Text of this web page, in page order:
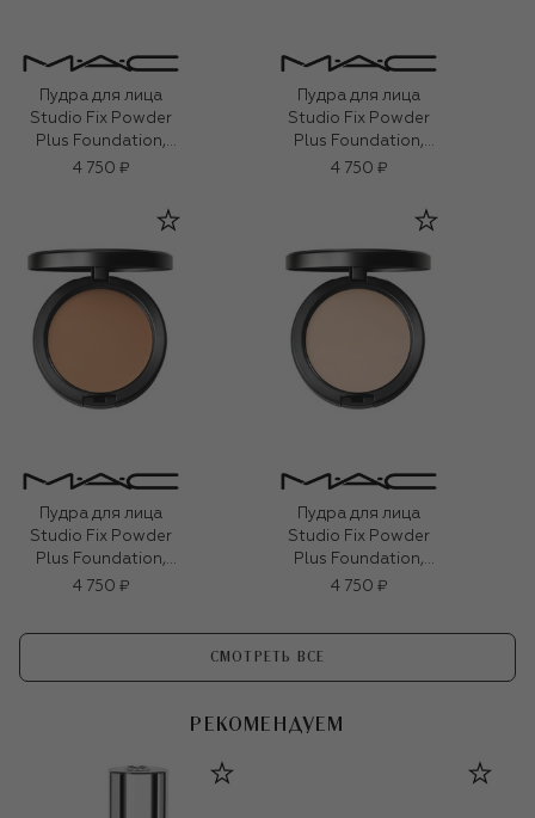
Пудра для лица
Studio Fix Powder
Plus Foundation,
оттенок NC12​ (12g)
4 750 ₽
Пудра для лица
Studio Fix Powder
Plus Foundation,
оттенок NC27 (12g)
4 750 ₽
Пудра для лица
Studio Fix Powder
Plus Foundation,
оттенок NW22​ (12g)
4 750 ₽
Пудра для лица
Studio Fix Powder
Plus Foundation,
оттенок NC10​ (12g)
4 750 ₽
СМОТРЕТЬ ВСЕ
РЕКОМЕНДУЕМ